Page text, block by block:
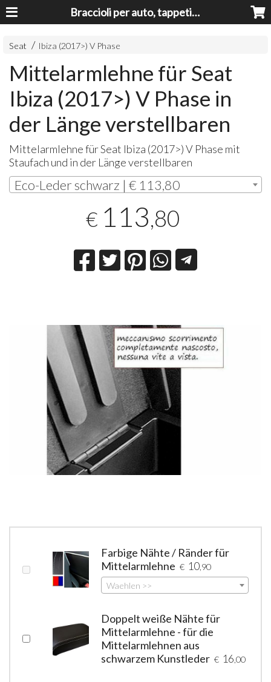
Braccioli per auto, tappeti auto, accessori auto MADE IN ITALY - Armrests, Mittelarmlehnen, Accoundoirs
Seat Ibiza (2017>) V Phase
Mittelarmlehne für Seat
Ibiza (2017>) V Phase in
der Länge verstellbaren
Mittelarmlehne für Seat Ibiza (2017>) V Phase mit
Staufach und in der Länge verstellbaren
Eco-Leder schwarz | € 113,80
€ 113,80
Farbige Nähte / Ränder für
Mittelarmlehne € 10 ,90
Waehlen >>
Doppelt weiße Nähte für
Mittelarmlehne - für die
Mittelarmlehnen aus
schwarzem Kunstleder € 16 ,00